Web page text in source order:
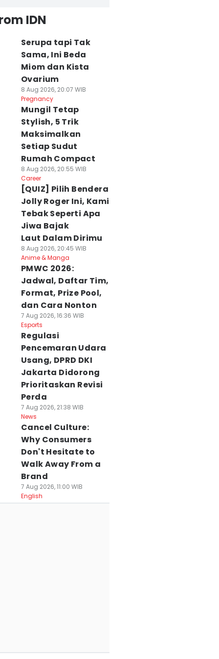
IDN
Serupa tapi Tak
Sama, Ini Beda
Miom dan Kista
Ovarium
8 Aug 2026, 20:07 WIB
Pregnancy
Mungil Tetap
Stylish, 5 Trik
Maksimalkan
Setiap Sudut
Rumah Compact
8 Aug 2026, 20:55 WIB
Career
[QUIZ] Pilih Bendera
Jolly Roger Ini, Kami
Tebak Seperti Apa
Jiwa Bajak
Laut Dalam Dirimu
8 Aug 2026, 20:45 WIB
Anime & Manga
PMWC 2026:
Jadwal, Daftar Tim,
Format, Prize Pool,
dan Cara Nonton
7 Aug 2026, 16:36 WIB
Esports
Regulasi
Pencemaran Udara
Usang, DPRD DKI
Jakarta Didorong
Prioritaskan Revisi
Perda
7 Aug 2026, 21:38 WIB
News
Cancel Culture:
Why Consumers
Don't Hesitate to
Walk Away From a
Brand
7 Aug 2026, 11:00 WIB
English